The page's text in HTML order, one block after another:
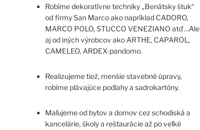
Robíme dekoratívne techniky „Benátsky štuk“
od firmy San Marco ako napríklad CADORO,
MARCO POLO, STUCCO VENEZIANO atď…Ale
aj od iných výrobcov ako ARTHE, CAPAROL,
CAMELEO, ARDEX-pandomo.
Realizujeme tiež, menšie stavebné úpravy,
robíme plávajúce podlahy a sadrokartóny.
Maľujeme od bytov a domov cez schodiská a
kancelárie, školy a reštaurácie až po veľké